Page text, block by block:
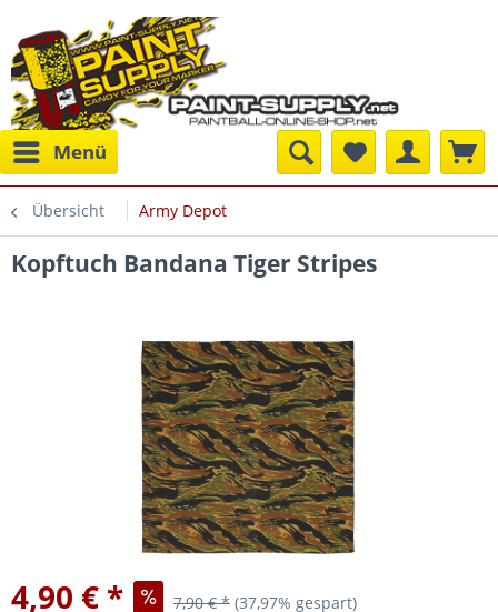
Menü
Übersicht Army Depot
Kopftuch Bandana Tiger Stripes
4,90 € * 7,90 € * (37,97% gespart)